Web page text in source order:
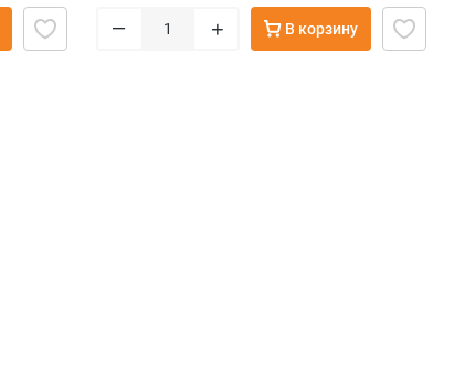
– + В корзину